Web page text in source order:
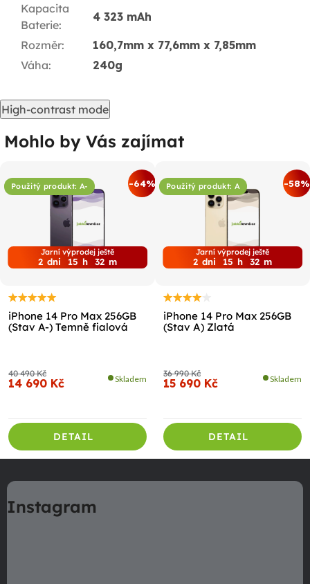
Kapacita
Baterie:
4 323 mAh
Rozměr:
160,7mm x 77,6mm x 7,85mm
Váha: 240g
High-contrast mode
Mohlo by Vás zajímat
Použitý produkt: A- -64%
Jarní výprodej ještě
2 dni 15 h 32 m
iPhone 14 Pro Max 256GB
(Stav A-) Temně fialová
40 490 Kč
14 690 Kč Skladem
DETAIL
Použitý produkt: A -58%
Jarní výprodej ještě
2 dni 15 h 32 m
iPhone 14 Pro Max 256GB
(Stav A) Zlatá
36 990 Kč
15 690 Kč Skladem
DETAIL
á
pInstagram